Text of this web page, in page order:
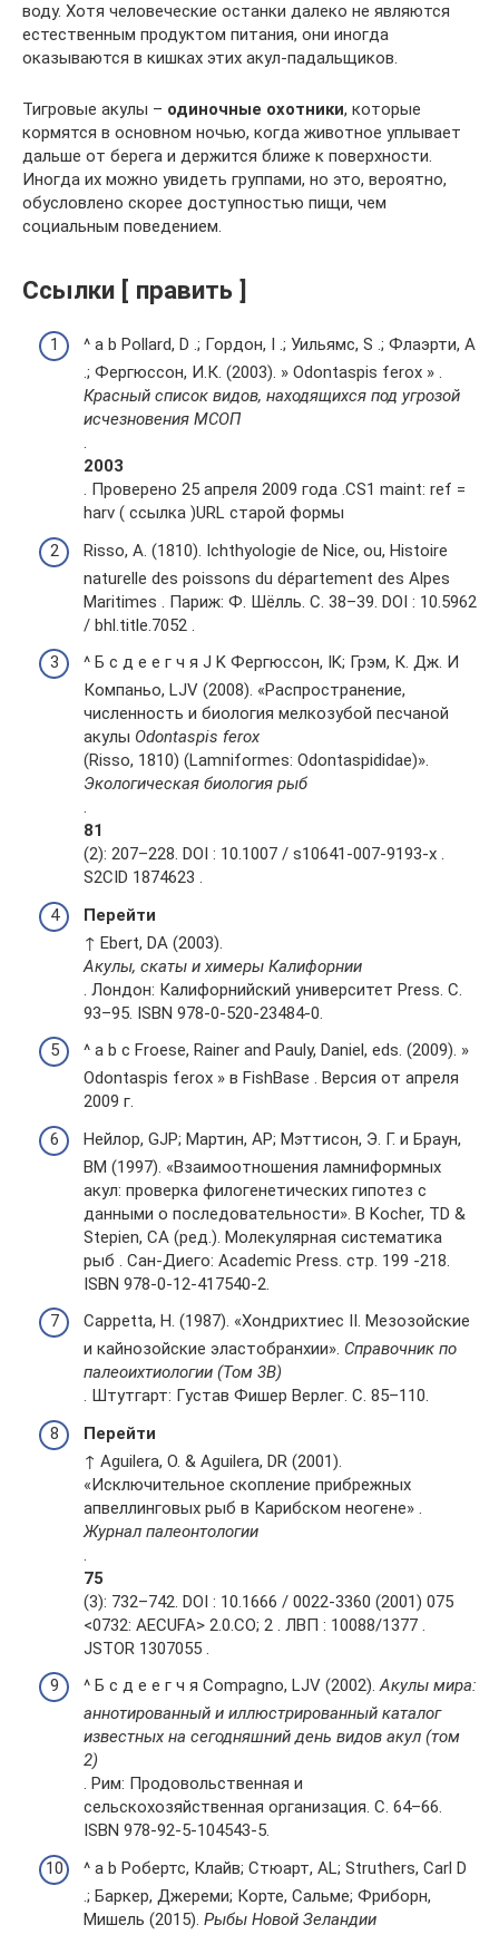
воду. Хотя человеческие останки далеко не являются
естественным продуктом питания, они иногда
оказываются в кишках этих акул-падальщиков.
Тигровые акулы – одиночные охотники, которые
кормятся в основном ночью, когда животное уплывает
дальше от берега и держится ближе к поверхности.
Иногда их можно увидеть группами, но это, вероятно,
обусловлено скорее доступностью пищи, чем
социальным поведением.
Ссылки [ править ]
^ a b Pollard, D .; Гордон, I .; Уильямс, S .; Флаэрти, А
.; Фергюссон, И.К. (2003). » Odontaspis ferox » .
Красный список видов, находящихся под угрозой
исчезновения МСОП
.
2003
. Проверено 25 апреля 2009 года .CS1 maint: ref =
harv ( ссылка )URL старой формы
Risso, A. (1810). Ichthyologie de Nice, ou, Histoire
naturelle des poissons du département des Alpes
Maritimes . Париж: Ф. Шёлль. С. 38–39. DOI : 10.5962
/ bhl.title.7052 .
^ Б с д е е г ч я J K Фергюссон, IK; Грэм, К. Дж. И
Компаньо, LJV (2008). «Распространение,
численность и биология мелкозубой песчаной
акулы Odontaspis ferox
(Risso, 1810) (Lamniformes: Odontaspididae)».
Экологическая биология рыб
.
81
(2): 207–228. DOI : 10.1007 / s10641-007-9193-х .
S2CID 1874623 .
Перейти
↑ Ebert, DA (2003).
Акулы, скаты и химеры Калифорнии
. Лондон: Калифорнийский университет Press. С.
93–95. ISBN 978-0-520-23484-0.
^ a b c Froese, Rainer and Pauly, Daniel, eds. (2009). »
Odontaspis ferox » в FishBase . Версия от апреля
2009 г.
Нейлор, GJP; Мартин, AP; Мэттисон, Э. Г. и Браун,
ВМ (1997). «Взаимоотношения ламниформных
акул: проверка филогенетических гипотез с
данными о последовательности». В Kocher, TD &
Stepien, CA (ред.). Молекулярная систематика
рыб . Сан-Диего: Academic Press. стр. 199 -218.
ISBN 978-0-12-417540-2.
Cappetta, H. (1987). «Хондрихтиес II. Мезозойские
и кайнозойские эластобранхии». Справочник по
палеоихтиологии (Том 3B)
. Штутгарт: Густав Фишер Верлег. С. 85–110.
Перейти
↑ Aguilera, O. & Aguilera, DR (2001).
«Исключительное скопление прибрежных
апвеллинговых рыб в Карибском неогене» .
Журнал палеонтологии
.
75
(3): 732–742. DOI : 10.1666 / 0022-3360 (2001) 075
<0732: AECUFA> 2.0.CO; 2 . ЛВП : 10088/1377 .
JSTOR 1307055 .
^ Б с д е е г ч я Compagno, LJV (2002).Акулы мира:
аннотированный и иллюстрированный каталог
известных на сегодняшний день видов акул (том
2)
. Рим: Продовольственная и
сельскохозяйственная организация. С. 64–66.
ISBN 978-92-5-104543-5.
^ a b Робертс, Клайв; Стюарт, AL; Struthers, Carl D
.; Баркер, Джереми; Корте, Сальме; Фриборн,
Мишель (2015). Рыбы Новой Зеландии